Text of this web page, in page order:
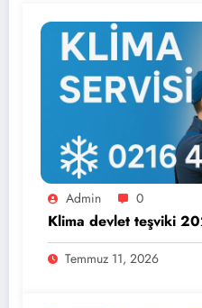
Admin 0
Klima devlet teşviki
Temmuz 11, 2026